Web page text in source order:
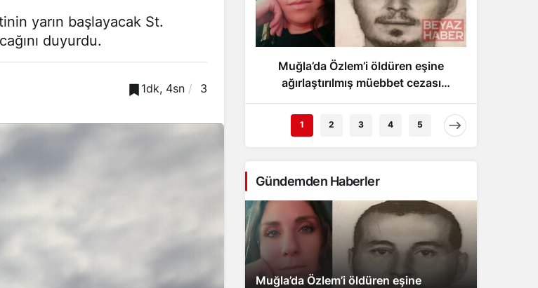
Gece Modu
Gece modunu seçin.
Sistem Modu
Sistem modunu seçin.
yarın başlayacak St.
duyurdu.
1dk, 4sn 3
Muğla’da Özlem’i öldüren eşine
ağırlaştırılmış müebbet cezası
verildi
1 2 3 4 5
Gündemden Haberler
Muğla’da Özlem’i öldüren eşine